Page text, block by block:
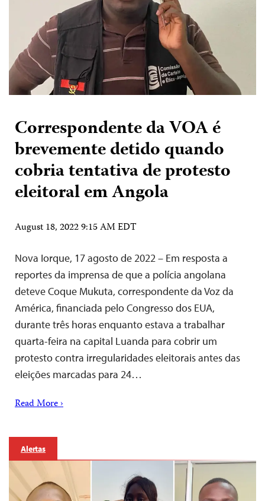
Correspondente da VOA é
brevemente detido quando
cobria tentativa de protesto
eleitoral em Angola
August 18, 2022 9:15 AM EDT
Nova Iorque, 17 agosto de 2022 – Em resposta a
reportes da imprensa de que a polícia angolana
deteve Coque Mukuta, correspondente da Voz da
América, financiada pelo Congresso dos EUA,
durante três horas enquanto estava a trabalhar
quarta-feira na capital Luanda para cobrir um
protesto contra irregularidades eleitorais antes das
eleições marcadas para 24…
Read More ›
Alertas